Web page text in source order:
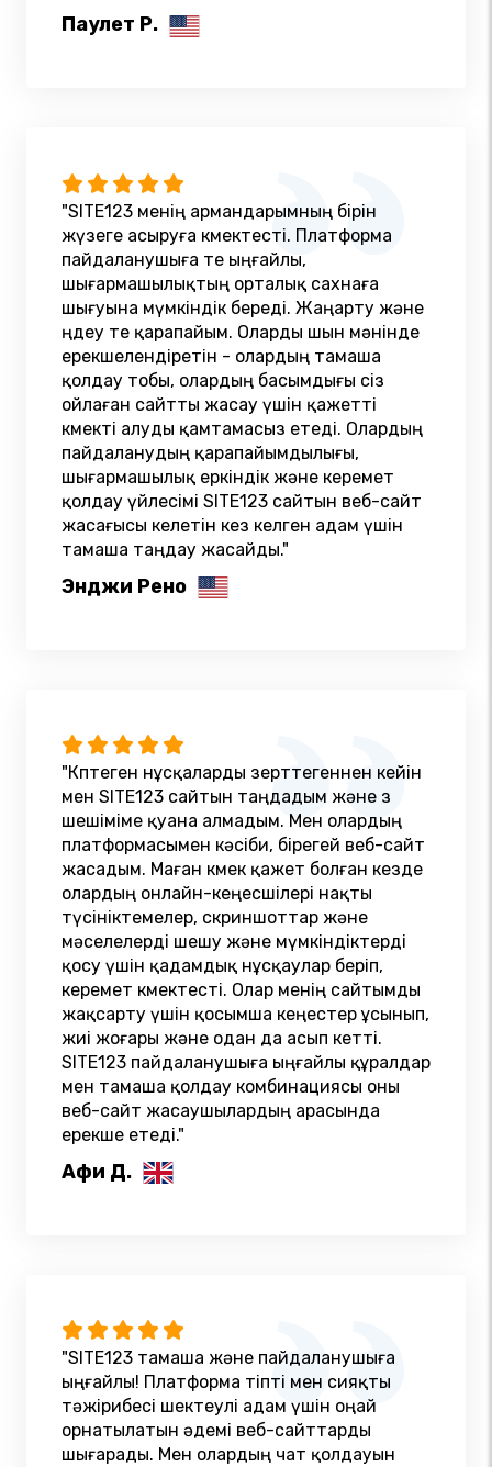
Паулет Р.
"SITE123 менің армандарымның бірін
жүзеге асыруға көмектесті. Платформа
пайдаланушыға өте ыңғайлы,
шығармашылықтың орталық сахнаға
шығуына мүмкіндік береді. Жаңарту және
өңдеу өте қарапайым. Оларды шын мәнінде
ерекшелендіретін - олардың тамаша
қолдау тобы, олардың басымдығы сіз
ойлаған сайтты жасау үшін қажетті
көмекті алуды қамтамасыз етеді. Олардың
пайдаланудың қарапайымдылығы,
шығармашылық еркіндік және керемет
қолдау үйлесімі SITE123 сайтын веб-сайт
жасағысы келетін кез келген адам үшін
тамаша таңдау жасайды."
Энджи Рено
"Көптеген нұсқаларды зерттегеннен кейін
мен SITE123 сайтын таңдадым және өз
шешіміме қуана алмадым. Мен олардың
платформасымен кәсіби, бірегей веб-сайт
жасадым. Маған көмек қажет болған кезде
олардың онлайн-кеңесшілері нақты
түсініктемелер, скриншоттар және
мәселелерді шешу және мүмкіндіктерді
қосу үшін қадамдық нұсқаулар беріп,
керемет көмектесті. Олар менің сайтымды
жақсарту үшін қосымша кеңестер ұсынып,
жиі жоғары және одан да асып кетті.
SITE123 пайдаланушыға ыңғайлы құралдар
мен тамаша қолдау комбинациясы оны
веб-сайт жасаушылардың арасында
ерекше етеді."
Афи Д.
"SITE123 тамаша және пайдаланушыға
ыңғайлы! Платформа тіпті мен сияқты
тәжірибесі шектеулі адам үшін оңай
орнатылатын әдемі веб-сайттарды
шығарады. Мен олардың чат қолдауын